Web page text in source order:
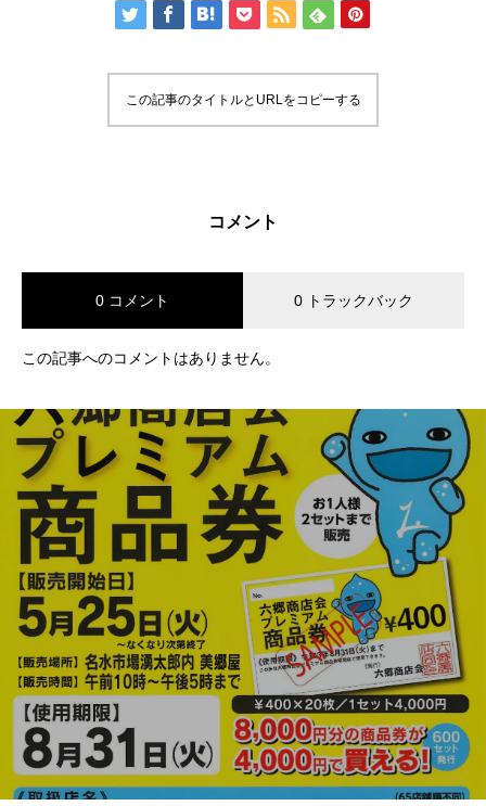
この記事のタイトルとURLをコピーする
コメント
0 コメント 0 トラックバック
この記事へのコメントはありません。